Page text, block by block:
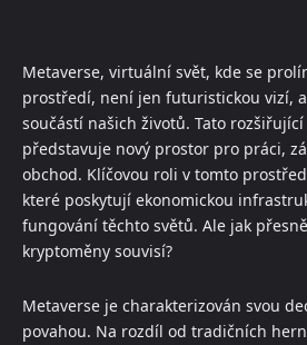
Metaverse, virtuální svět, kde se
prostředí, není jen futuristickou vizí,
součástí našich životů. Tato
představuje nový prostor pro práci,
obchod. Klíčovou roli v tomto
které poskytují ekonomickou
fungování těchto světů. Ale jak
kryptoměny souvisí?
Metaverse je charakterizován svou
povahou. Na rozdíl od tradičních